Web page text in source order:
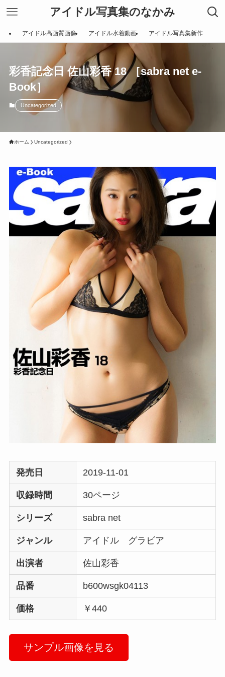
アイドル写真集のなかみ
アイドル高画質画像 アイドル水着動画 アイドル写真集新作
彩香記念日 佐山彩香 18 ［sabra net e-
Book］
Uncategorized
ホーム Uncategorized
発売日 2019-11-01
収録時間 30ページ
シリーズ sabra net
ジャンル アイドル グラビア
出演者 佐山彩香
品番 b600wsgk04113
価格 ￥440
サンプル画像を見る